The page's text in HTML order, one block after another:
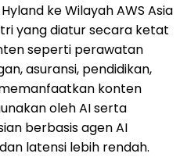
ke Wilayah AWS Asia
yang diatur secara ketat
seperti perawatan
asuransi, pendidikan,
konten
oleh AI serta
berbasis agen AI
latensi lebih rendah.